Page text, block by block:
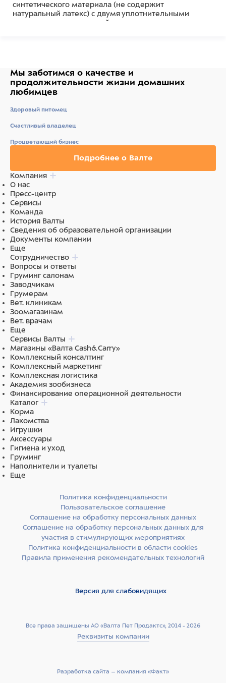
синтетического материала (не содержит
натуральный латекс) с двумя уплотнительными
кольцами для медленной аспирации или введения
Мы заботимся о качестве и
продолжительности жизни домашних
любимцев
Здоровый питомец
Счастливый владелец
Процветающий бизнес
Подробнее о Валте
Компания
О нас
Пресс-центр
Сервисы
Команда
История Валты
Сведения об образовательной организации
Документы компании
Еще
Сотрудничество
Вопросы и ответы
Груминг салонам
Заводчикам
Грумерам
Вет. клиникам
Зоомагазинам
Вет. врачам
Еще
Сервисы Валты
Магазины «Валта Cash&Carry»
Комплексный консалтинг
Комплексный маркетинг
Комплексная логистика
Академия зообизнеса
Финансирование операционной деятельности
Каталог
Корма
Лакомства
Игрушки
Аксессуары
Гигиена и уход
Груминг
Наполнители и туалеты
Еще
Все права защищены АО «Валта Пет Продактс», 2014 - 2026
Реквизиты компании
Политика конфиденциальности
Пользовательское соглашение
Соглашение на обработку персональных данных
Соглашение на обработку персональных данных для
участия в стимулирующих мероприятиях
Политика конфиденциальности в области cookies
Правила применения рекомендательных технологий
Версия для слабовидящих
Разработка сайта –­ компания «Факт»